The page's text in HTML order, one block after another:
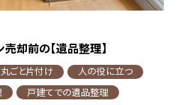
却前の【遺品整理】
ごと片付け
人の役に立つ
戸建てでの遺品整理